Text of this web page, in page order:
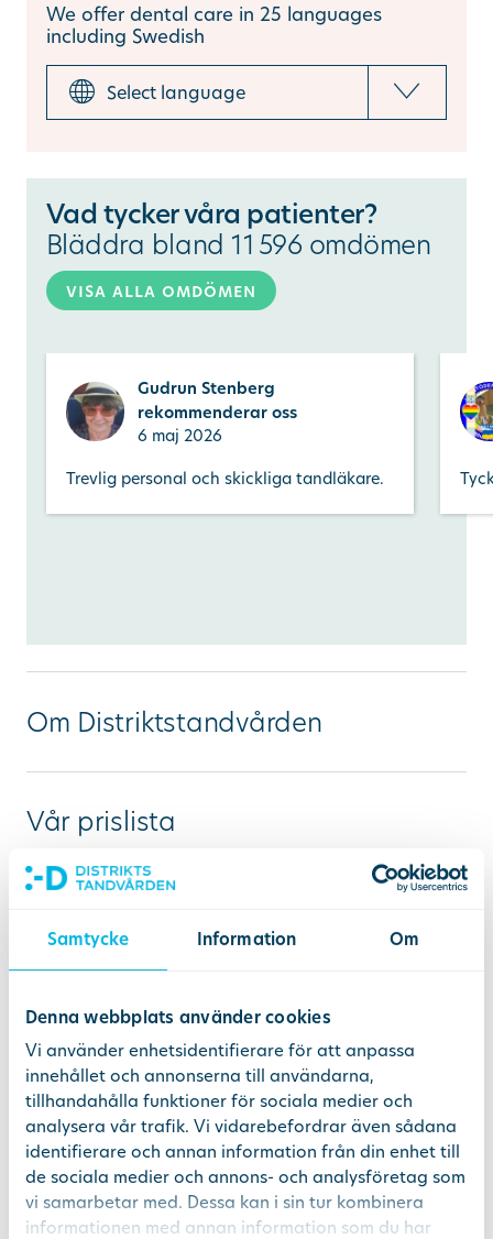
Samtycke Information Om
Denna webbplats använder cookies
Vi använder enhetsidentifierare för att anpassa
innehållet och annonserna till användarna,
tillhandahålla funktioner för sociala medier och
analysera vår trafik. Vi vidarebefordrar även sådana
identifierare och annan information från din enhet till
de sociala medier och annons- och analysföretag som
vi samarbetar med. Dessa kan i sin tur kombinera
informationen med annan information som du har
We offer dental care in 25 languages
including Swedish
Vad tycker våra patienter?
Bläddra bland 11 596 omdömen
visa alla omdömen
Gudrun Stenberg
rekommenderar oss
6 maj 2026
Trevlig personal och skickliga tandläkare.
Om Distriktstandvården
Vår prislista
Känner du oro inför ditt
tandläkarbesök?
Vi hjälper dig att känna dig lugn
och trygg
läs mer